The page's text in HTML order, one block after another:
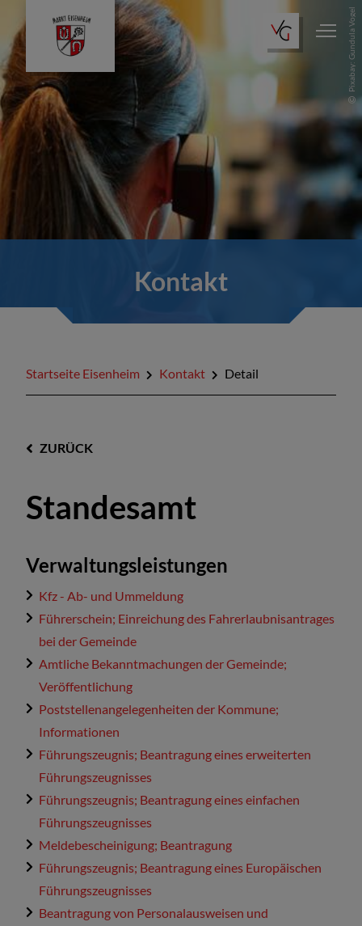
Pixabay: Gundula Vogel
Kontakt
Startseite Eisenheim Kontakt Detail
ZURÜCK
Standesamt
Verwaltungsleistungen
Kfz - Ab- und Ummeldung
Führerschein; Einreichung des Fahrerlaubnisantrages
bei der Gemeinde
Amtliche Bekanntmachungen der Gemeinde;
Veröffentlichung
Poststellenangelegenheiten der Kommune;
Informationen
Führungszeugnis; Beantragung eines erweiterten
Führungszeugnisses
Führungszeugnis; Beantragung eines einfachen
Führungszeugnisses
Meldebescheinigung; Beantragung
Führungszeugnis; Beantragung eines Europäischen
Führungszeugnisses
Beantragung von Personalausweisen und